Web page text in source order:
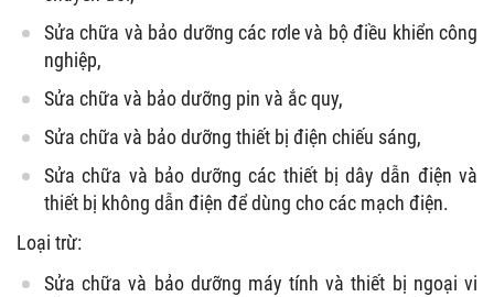
Sửa chữa và bảo dưỡng các rơle và bộ điều khiển công
nghiệp,
Sửa chữa và bảo dưỡng pin và ắc quy,
Sửa chữa và bảo dưỡng thiết bị điện chiếu sáng,
Sửa chữa và bảo dưỡng các thiết bị dây dẫn điện và
thiết bị không dẫn điện để dùng cho các mạch điện.
Loại trừ:
Sửa chữa và bảo dưỡng máy tính và thiết bị ngoại vi